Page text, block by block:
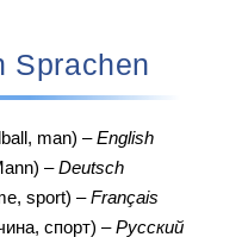
Sprachen
man) –English
–Deutsch
sport) –Français
спорт) –Русский